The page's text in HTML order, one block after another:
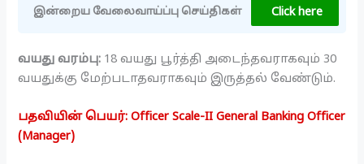
இன்றைய வேலைவாய்ப்பு செய்திகள் Click here
வயது வரம்பு: 18 வயது பூர்த்தி அடைந்தவராகவும் 30
வயதுக்கு மேற்படாதவராகவும் இருத்தல் வேண்டும்.
பதவியின் பெயர்: Officer Scale-II General Banking Officer
(Manager)